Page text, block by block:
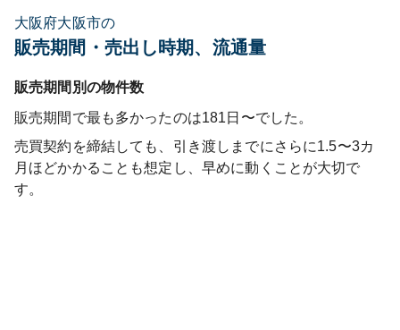
大阪府大阪市の
販売期間・売出し時期、流通量
販売期間別の物件数
販売期間で最も多かったのは181日〜でした。
売買契約を締結しても、引き渡しまでにさらに1.5〜3カ
月ほどかかることも想定し、早めに動くことが大切で
す。